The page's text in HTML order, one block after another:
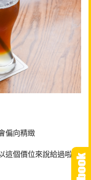
偏向精緻
這個價位來說給過啦，